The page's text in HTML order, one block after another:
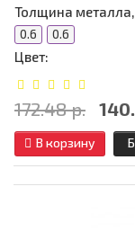
Толщина
0.6 0.6
Цвет:
172.48 р.
В корзину